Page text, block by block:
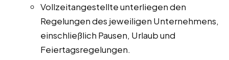
Vollzeitangestellte unterliegen den
Regelungen des jeweiligen Unternehmens,
einschließlich Pausen, Urlaub und
Feiertagsregelungen.